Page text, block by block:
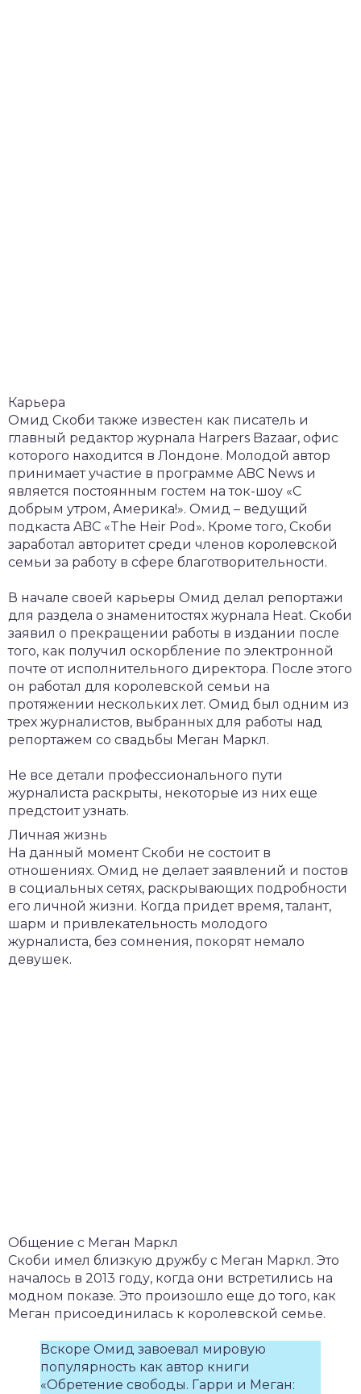
Карьера
Омид Скоби также известен как писатель и
главный редактор журнала Harpers Bazaar, офис
которого находится в Лондоне. Молодой автор
принимает участие в программе ABC News и
является постоянным гостем на ток-шоу «С
добрым утром, Америка!». Омид – ведущий
подкаста ABC «The Heir Pod». Кроме того, Скоби
заработал авторитет среди членов королевской
семьи за работу в сфере благотворительности.
В начале своей карьеры Омид делал репортажи
для раздела о знаменитостях журнала Heat. Скоби
заявил о прекращении работы в издании после
того, как получил оскорбление по электронной
почте от исполнительного директора. После этого
он работал для королевской семьи на
протяжении нескольких лет. Омид был одним из
трех журналистов, выбранных для работы над
репортажем со свадьбы Меган Маркл.
Не все детали профессионального пути
журналиста раскрыты, некоторые из них еще
предстоит узнать.
Личная жизнь
На данный момент Скоби не состоит в
отношениях. Омид не делает заявлений и постов
в социальных сетях, раскрывающих подробности
его личной жизни. Когда придет время, талант,
шарм и привлекательность молодого
журналиста, без сомнения, покорят немало
девушек.
Общение с Меган Маркл
Скоби имел близкую дружбу с Меган Маркл. Это
началось в 2013 году, когда они встретились на
модном показе. Это произошло еще до того, как
Меган присоединилась к королевской семье.
Вскоре Омид завоевал мировую
популярность как автор книги
«Обретение свободы. Гарри и Меган: